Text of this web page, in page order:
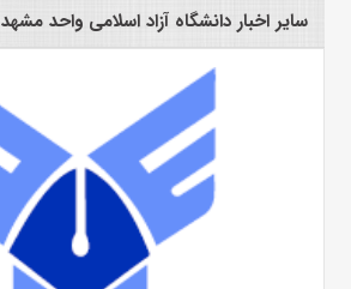
سایر اخبار دانشگاه آزاد اسلامی واحد مشهد